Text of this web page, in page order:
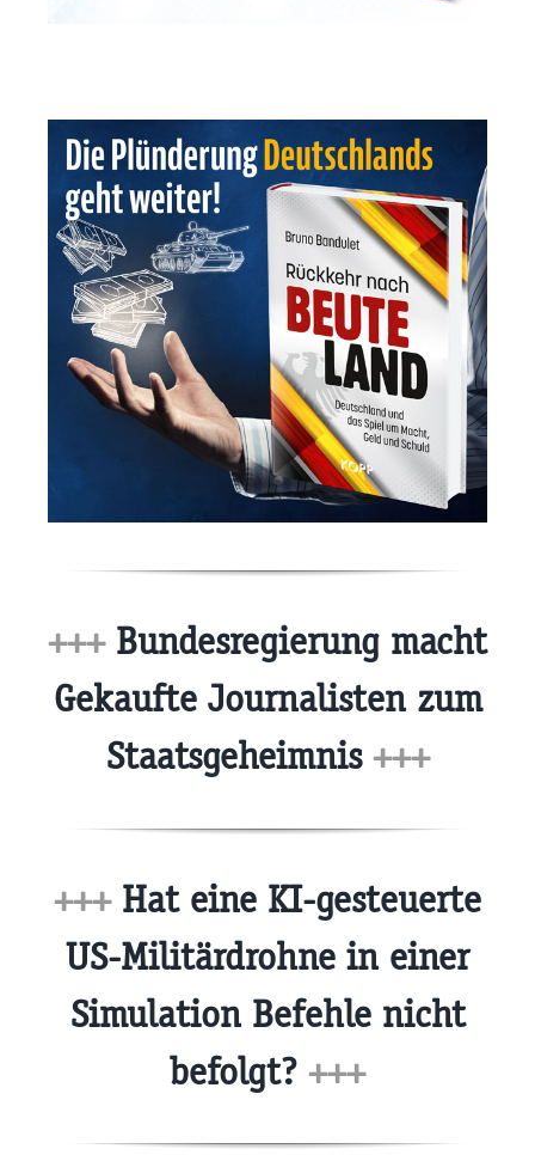
+++Bundesregierung macht
Gekaufte Journalisten zum
Staatsgeheimnis +++
+++Hat eine KI-gesteuerte
US-Militärdrohne in einer
Simulation Befehle nicht
befolgt? +++